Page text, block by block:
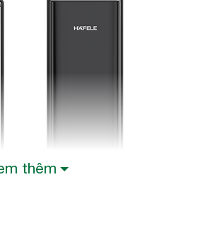
thêm